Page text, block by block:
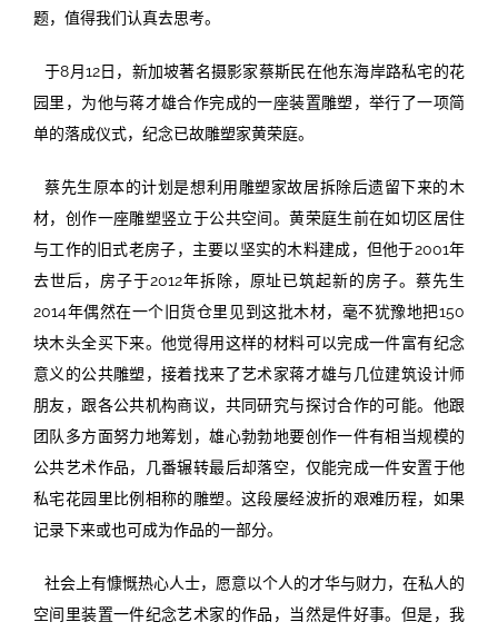
题，值得我们认真去思考。
于8月12日，新加坡著名摄影家蔡斯民在他东海岸路私宅的花
园里，为他与蒋才雄合作完成的一座装置雕塑，举行了一项简
单的落成仪式，纪念已故雕塑家黄荣庭。
蔡先生原本的计划是想利用雕塑家故居拆除后遗留下来的木
材，创作一座雕塑竖立于公共空间。黄荣庭生前在如切区居住
与工作的旧式老房子，主要以坚实的木料建成，但他于2001年
去世后，房子于2012年拆除，原址已筑起新的房子。蔡先生
2014年偶然在一个旧货仓里见到这批木材，毫不犹豫地把150
块木头全买下来。他觉得用这样的材料可以完成一件富有纪念
意义的公共雕塑，接着找来了艺术家蒋才雄与几位建筑设计师
朋友，跟各公共机构商议，共同研究与探讨合作的可能。他跟
团队多方面努力地筹划，雄心勃勃地要创作一件有相当规模的
公共艺术作品，几番辗转最后却落空，仅能完成一件安置于他
私宅花园里比例相称的雕塑。这段屡经波折的艰难历程，如果
记录下来或也可成为作品的一部分。
社会上有慷慨热心人士，愿意以个人的才华与财力，在私人的
空间里装置一件纪念艺术家的作品，当然是件好事。但是，我